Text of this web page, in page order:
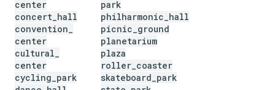
center
concert hall
convention
center
cultural
center
cycling park
park
philharmonic hall
picnic ground
planetarium
plaza
roller coaster
skateboard park